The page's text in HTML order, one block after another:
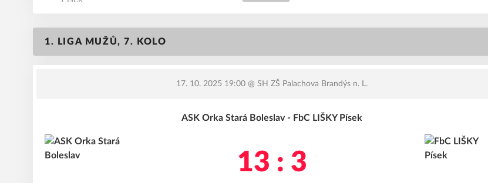
1. LIGA MUŽŮ, 7. KOLO
17. 10. 2025 19:00 @ SH ZŠ Palachova Brandýs n. L.
ASK Orka Stará Boleslav - FbC LIŠKY Písek
13 : 3